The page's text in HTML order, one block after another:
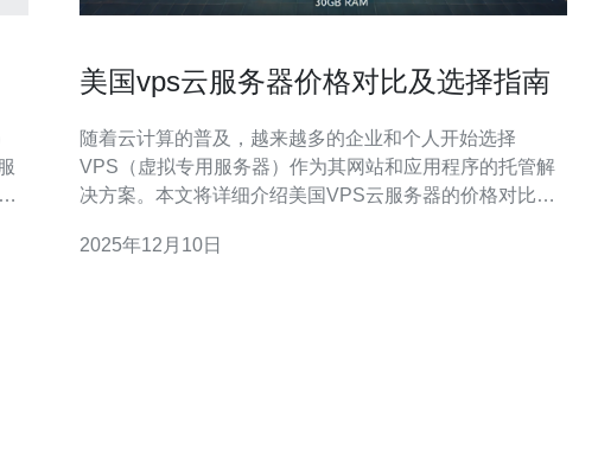
美国vps云服务器价格对比及选择指南
随着云计算的普及，越来越多的企业和个人开始选择
VPS（虚拟专用服务器）作为其网站和应用程序的托管解
决方案。本文将详细介绍美国VPS云服务器的价格对比及
分，包括VPS的基本概念、价格因素分析、主要服务提供
2025年12月10日